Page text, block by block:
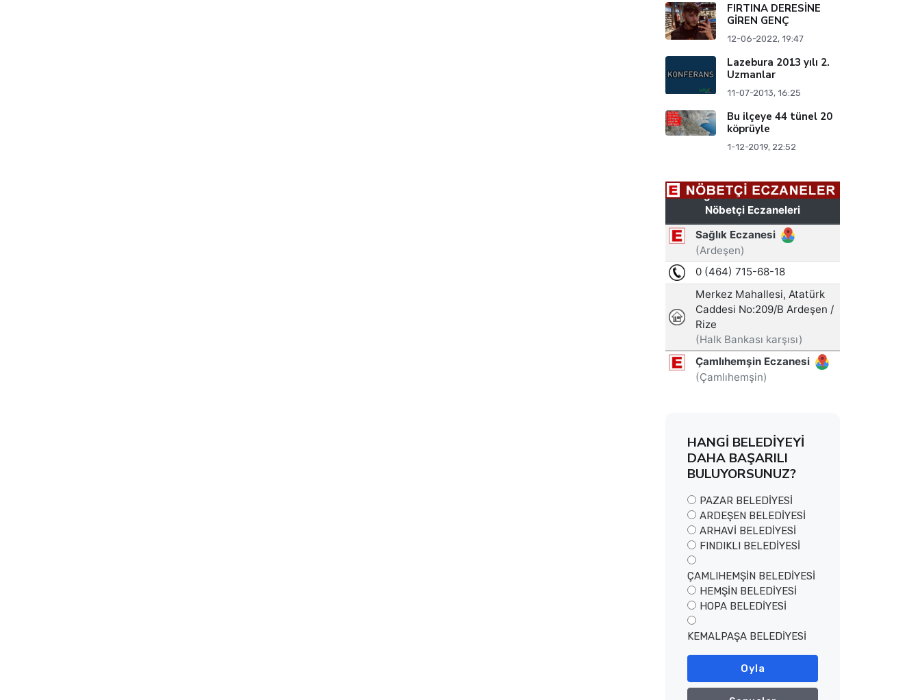
FIRTINA DERESİNE
GİREN GENÇ
12-06-2022, 19:47
Lazebura 2013 yılı 2.
Uzmanlar
11-07-2013, 16:25
Bu ilçeye 44 tünel 20
köprüyle
1-12-2019, 22:52
HANGİ BELEDİYEYİ
DAHA BAŞARILI
BULUYORSUNUZ?
PAZAR BELEDİYESİ
ARDEŞEN BELEDİYESİ
ARHAVİ BELEDİYESİ
FINDIKLI BELEDİYESİ
ÇAMLIHEMŞİN BELEDİYESİ
HEMŞİN BELEDİYESİ
HOPA BELEDİYESİ
KEMALPAŞA BELEDİYESİ
Oyla